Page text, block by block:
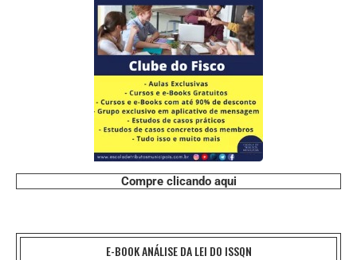
Compre clicando aqui
E-BOOK ANÁLISE DA LEI DO ISSQN